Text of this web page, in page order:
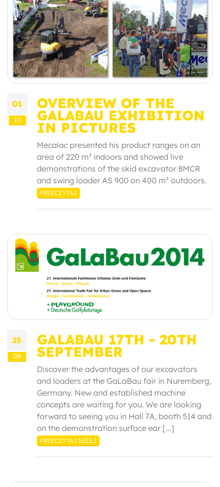
01
10
OVERVIEW OF THE
GALABAU EXHIBITION
IN PICTURES
Mecalac presented his product ranges on an
area of ​​220 m² indoors and showed live
demonstrations of the skid excavator 8MCR
and swing loader AS 900 on 400 m² outdoors.
PRZECZYTAJ
25
08
GALABAU 17TH - 20TH
SEPTEMBER
Discover the advantages of our excavators
and loaders at the GaLaBau fair in Nuremberg,
Germany. New and established machine
concepts are waiting for you. We are looking
forward to seeing you in Hall 7A, booth 514 and
on the demonstration surface ear [...]
PRZECZYTAJ NIŻEJ